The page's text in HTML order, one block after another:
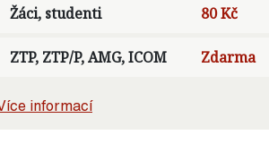
Žáci, studenti 80 Kč
ZTP, ZTP/P, AMG, ICOM Zdarma
informací